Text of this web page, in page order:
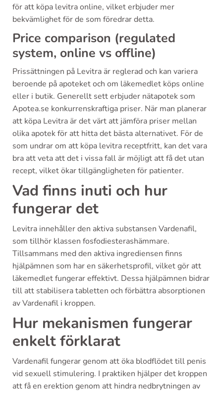
för att köpa levitra online, vilket erbjuder mer
bekvämlighet för de som föredrar detta.
Price comparison (regulated
system, online vs offline)
Prissättningen på Levitra är reglerad och kan variera
beroende på apoteket och om läkemedlet köps online
eller i butik. Generellt sett erbjuder nätapotek som
Apotea.se konkurrenskraftiga priser. När man planerar
att köpa Levitra är det värt att jämföra priser mellan
olika apotek för att hitta det bästa alternativet. För de
som undrar om att köpa levitra receptfritt, kan det vara
bra att veta att det i vissa fall är möjligt att få det utan
recept, vilket ökar tillgängligheten för patienter.
Vad finns inuti och hur
fungerar det
Levitra innehåller den aktiva substansen Vardenafil,
som tillhör klassen fosfodiesterashämmare.
Tillsammans med den aktiva ingrediensen finns
hjälpämnen som har en säkerhetsprofil, vilket gör att
läkemedlet fungerar effektivt. Dessa hjälpämnen bidrar
till att stabilisera tabletten och förbättra absorptionen
av Vardenafil i kroppen.
Hur mekanismen fungerar
enkelt förklarat
Vardenafil fungerar genom att öka blodflödet till penis
vid sexuell stimulering. I praktiken hjälper det kroppen
att få en erektion genom att hindra nedbrytningen av